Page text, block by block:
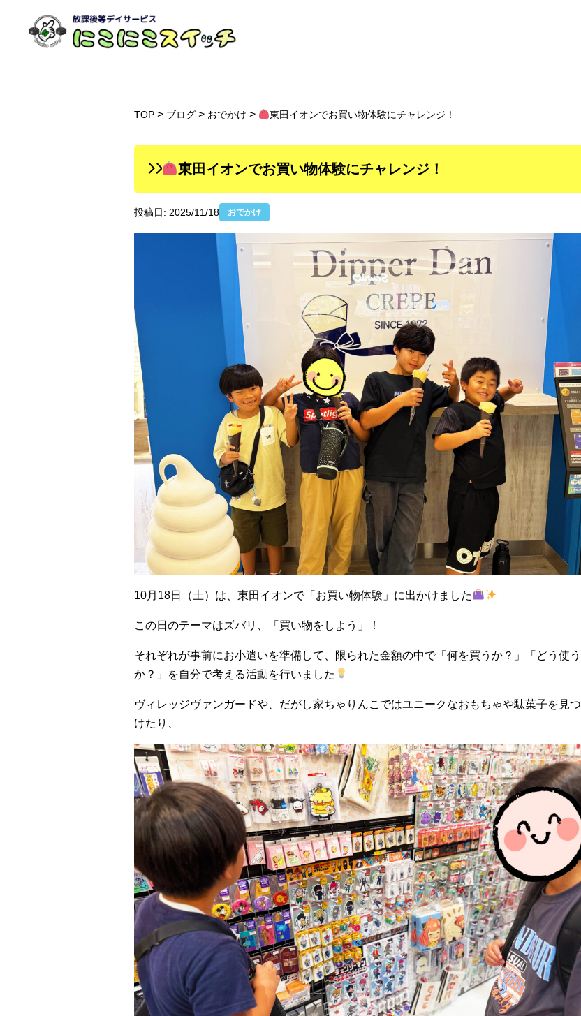
TOP > ブログ > おでかけ > 東田イオンでお買い物体験にチャレンジ！
東田イオンでお買い物体験にチャレンジ！
投稿日: 2025/11/18 おでかけ
10月18日（土）は、東田イオンで「お買い物体験」に出かけました
この日のテーマはズバリ、「買い物をしよう」！
それぞれが事前にお小遣いを準備して、限られた金額の中で「何を買うか？」「どう使う
か？」を自分で考える活動を行いました
ヴィレッジヴァンガードや、だがし家ちゃりんこではユニークなおもちゃや駄菓子を見つ
けたり、